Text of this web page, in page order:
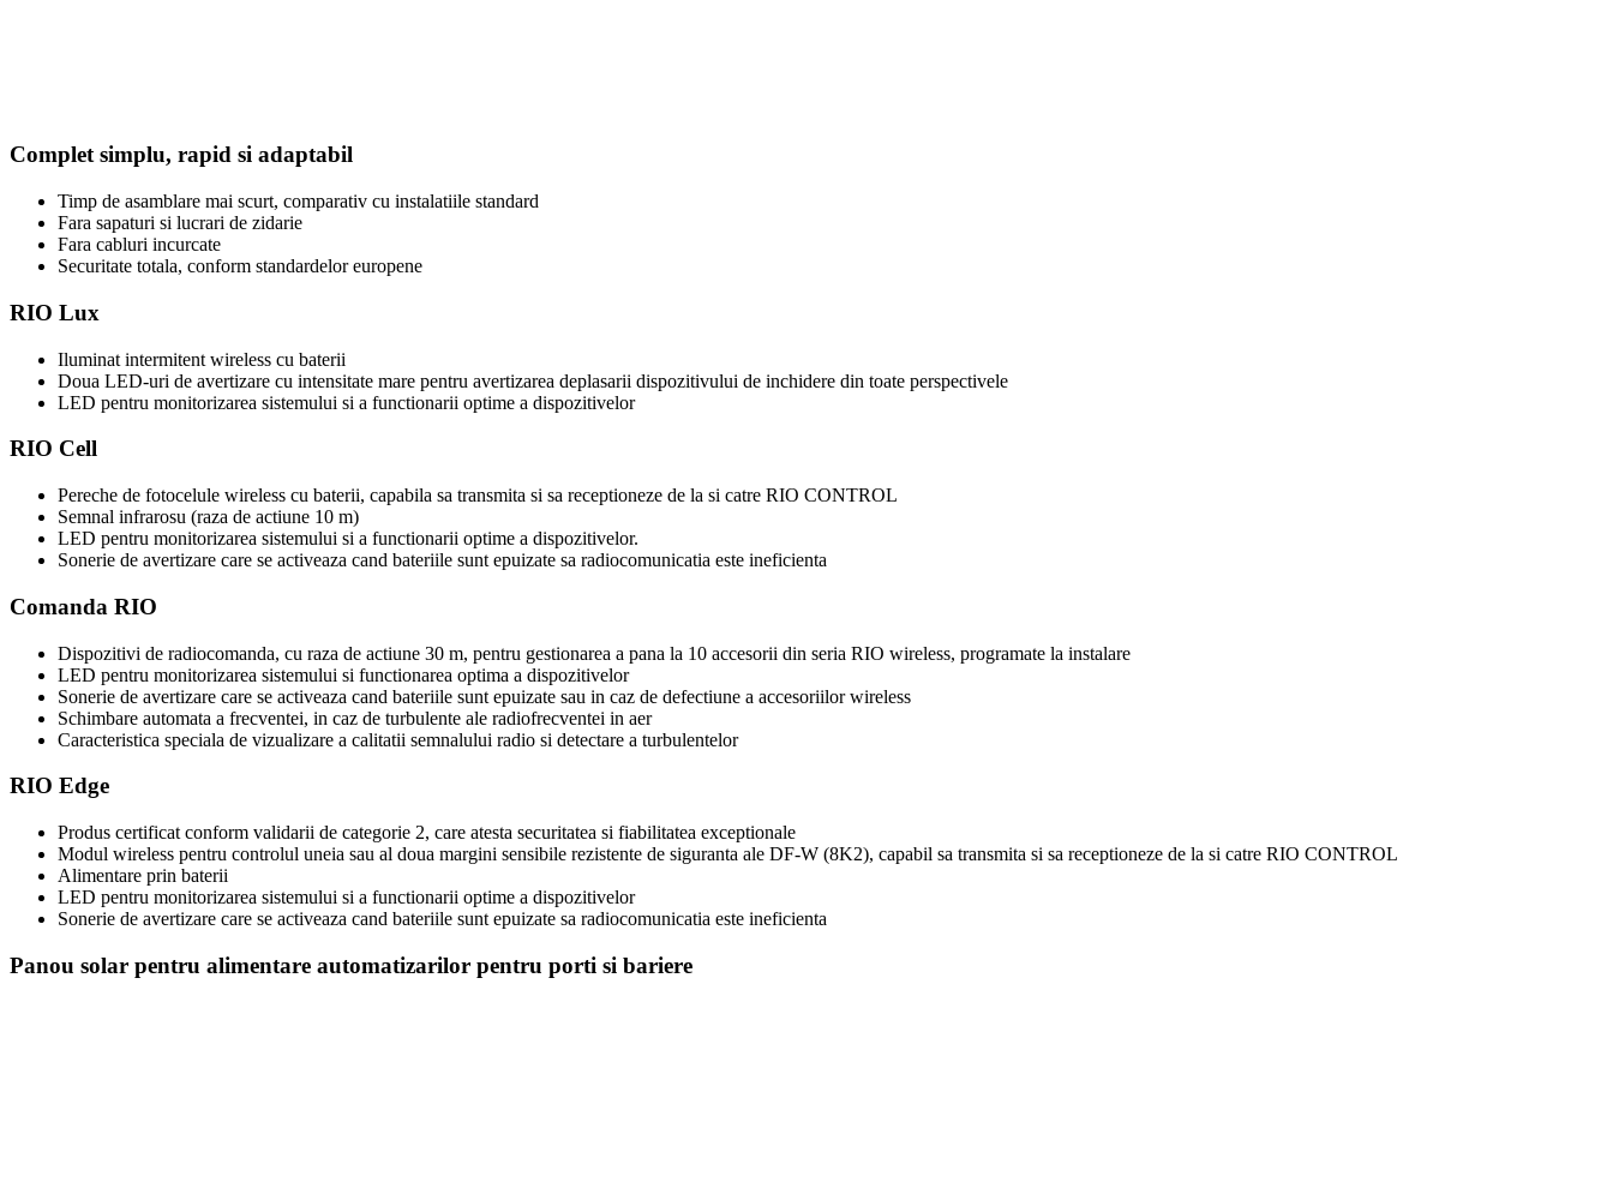
Complet simplu, rapid si adaptabil
Timp de asamblare mai scurt, comparativ cu instalatiile standard
Fara sapaturi si lucrari de zidarie
Fara cabluri incurcate
Securitate totala, conform standardelor europene
RIO Lux
Iluminat intermitent wireless cu baterii
Doua LED-uri de avertizare cu intensitate mare pentru avertizarea deplasarii dispozitivului de inchidere din toate perspectivele
LED pentru monitorizarea sistemului si a functionarii optime a dispozitivelor
RIO Cell
Pereche de fotocelule wireless cu baterii, capabila sa transmita si sa receptioneze de la si catre RIO CONTROL
Semnal infrarosu (raza de actiune 10 m)
LED pentru monitorizarea sistemului si a functionarii optime a dispozitivelor.
Sonerie de avertizare care se activeaza cand bateriile sunt epuizate sa radiocomunicatia este ineficienta
Comanda RIO
Dispozitivi de radiocomanda, cu raza de actiune 30 m, pentru gestionarea a pana la 10 accesorii din seria RIO wireless, programate la instalare
LED pentru monitorizarea sistemului si functionarea optima a dispozitivelor
Sonerie de avertizare care se activeaza cand bateriile sunt epuizate sau in caz de defectiune a accesoriilor wireless
Schimbare automata a frecventei, in caz de turbulente ale radiofrecventei in aer
Caracteristica speciala de vizualizare a calitatii semnalului radio si detectare a turbulentelor
RIO Edge
Produs certificat conform validarii de categorie 2, care atesta securitatea si fiabilitatea exceptionale
Modul wireless pentru controlul uneia sau al doua margini sensibile rezistente de siguranta ale DF-W (8K2), capabil sa transmita si sa receptioneze de la si catre RIO CONTROL
Alimentare prin baterii
LED pentru monitorizarea sistemului si a functionarii optime a dispozitivelor
Sonerie de avertizare care se activeaza cand bateriile sunt epuizate sa radiocomunicatia este ineficienta
Panou solar pentru alimentare automatizarilor pentru porti si bariere